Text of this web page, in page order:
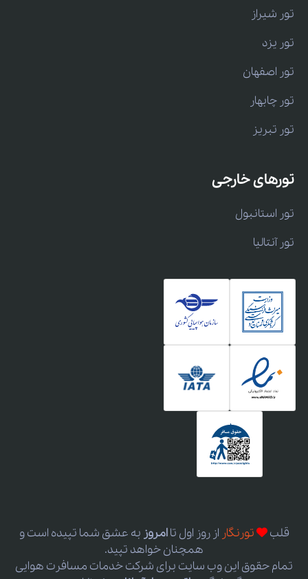
تور شیراز
تور یزد
تور اصفهان
تور چابهار
تور تبریز
تورهای خارجی
تور استانبول
تور آنتالیا
قلب تورنگار از روز اول تاامروز به عشق شما تپیده است و
همچنان خواهد تپید.
تمام حقوق این وب سایت برای شرکت خدمات مسافرت هوایی